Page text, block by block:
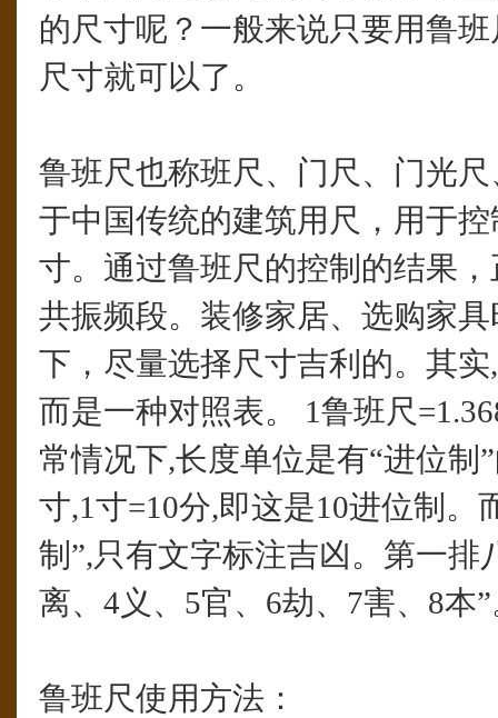
的尺寸呢？一般来说只要用鲁
尺寸就可以了。
鲁班尺也称班尺、门尺、门光
于中国传统的建筑用尺，用于
寸。通过鲁班尺的控制的结果
共振频段。装修家居、选购家
下，尽量选择尺寸吉利的。其实
而是一种对照表。 1鲁班尺
常情况下,长度单位是有“进位制
寸,1寸=10分,即这是10进位制。
制”,只有文字标注吉凶。第一排
离、4义、5官、6劫、7害、8本
鲁班尺使用方法：